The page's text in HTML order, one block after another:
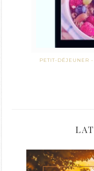
PETIT-DÉJEUNER